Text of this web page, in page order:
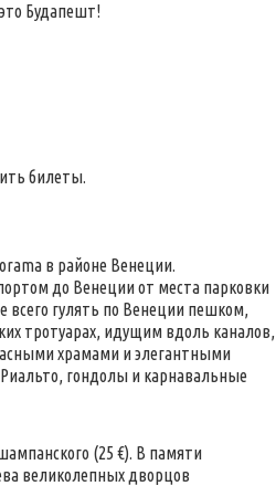
Будапешт!
билеты.
в районе Венеции.
до Венеции от места парковки
всего гулять по Венеции пешком,
тротуарах, идущим вдоль каналов,
храмами и элегантными
гондолы и карнавальные
(25 €). В памяти
великолепных дворцов